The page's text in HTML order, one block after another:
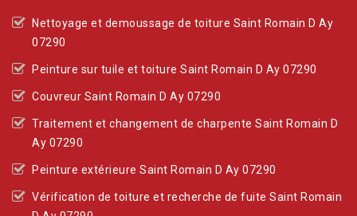
Nettoyage et demoussage de toiture Saint Romain D Ay
07290
Peinture sur tuile et toiture Saint Romain D Ay 07290
Couvreur Saint Romain D Ay 07290
Traitement et changement de charpente Saint Romain D
Ay 07290
Peinture extérieure Saint Romain D Ay 07290
Vérification de toiture et recherche de fuite Saint Romain